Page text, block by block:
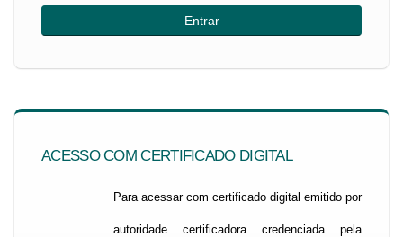
ACESSO COM CERTIFICADO DIGITAL
Para acessar com certificado digital emitido por
autoridade certificadora credenciada pela